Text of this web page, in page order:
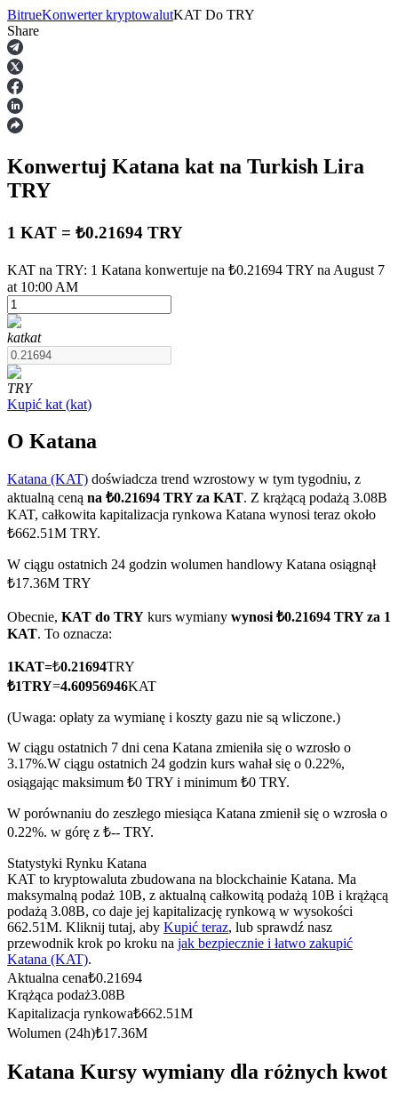
Kontrakty terminowe
Kontrakty terminowe na USDT
Kontrakty futures wykorzystujące USDT jako zabezpieczenie
Kontrakty terminowe COIN-M
Kontrakty terminowe na kryptowaluty
TradFi
towary
Kontrakty futures wykorzystujące USDC jako zabezpieczenie
Kopiowanie Transakcji
Dołącz do najlepszych traderów
BitrueKonwerter kryptowalutKAT Do TRY
Share
Konwertuj Katana kat na Turkish Lira
TRY
1 KAT = ₺0.21694 TRY
KAT na TRY: 1 Katana konwertuje na ₺0.21694 TRY na August 7
at 10:00 AM
katkat
TRY
Kupić kat (kat)
O Katana
Katana (KAT) doświadcza trend wzrostowy w tym tygodniu, z
aktualną ceną na ₺0.21694 TRY za KAT. Z krążącą podażą 3.08B
KAT, całkowita kapitalizacja rynkowa Katana wynosi teraz około
₺662.51M TRY.
W ciągu ostatnich 24 godzin wolumen handlowy Katana osiągnął
₺17.36M TRY
Obecnie, KAT do TRY kurs wymiany wynosi ₺0.21694 TRY za 1
KAT. To oznacza:
1KAT=₺0.21694TRY
₺1TRY=4.60956946KAT
(Uwaga: opłaty za wymianę i koszty gazu nie są wliczone.)
W ciągu ostatnich 7 dni cena Katana zmieniła się o wzrosło o
3.17%.W ciągu ostatnich 24 godzin kurs wahał się o 0.22%,
osiągając maksimum ₺0 TRY i minimum ₺0 TRY.
W porównaniu do zeszłego miesiąca Katana zmienił się o wzrosła o
0.22%. w górę z ₺-- TRY.
Statystyki Rynku Katana
KAT to kryptowaluta zbudowana na blockchainie Katana. Ma
maksymalną podaż 10B, z aktualną całkowitą podażą 10B i krążącą
podażą 3.08B, co daje jej kapitalizację rynkową w wysokości
662.51M. Kliknij tutaj, aby Kupić teraz, lub sprawdź nasz
przewodnik krok po kroku na jak bezpiecznie i łatwo zakupić
Katana (KAT).
Aktualna cena₺0.21694
Krążąca podaż3.08B
Kapitalizacja rynkowa₺662.51M
Wolumen (24h)₺17.36M
Katana Kursy wymiany dla różnych kwot